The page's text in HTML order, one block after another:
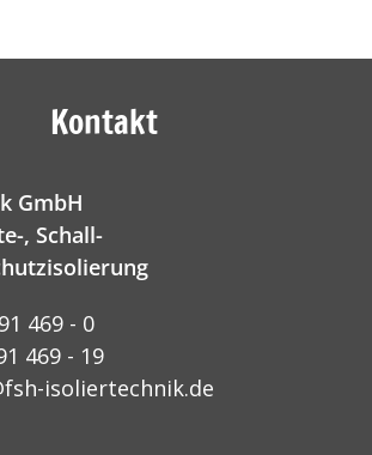
Kontakt
GmbH
, Schall-
469 - 0
469 - 19
isoliertechnik.de